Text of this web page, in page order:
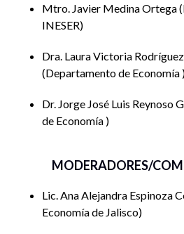
En general, la expondrá un
jaliscienses se enfrentaron, así
implementadas para resistir y en el
a la crisis pandémica.
Mtro. Javier Medina Ortega
INESER
Dra. Laura Victoria
Departamento de Economía
Dr. Jorge José Luis Reynoso
de Economía
MODERADORES/
Lic. Ana Alejandra Espinoza
Economía de Jalisco